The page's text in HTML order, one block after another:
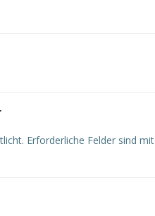
Erforderliche Felder sind mit